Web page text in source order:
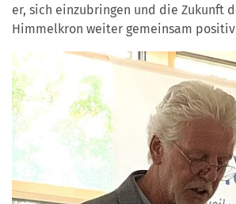
er, sich einzubringen und die Zukunft
Himmelkron weiter gemeinsam